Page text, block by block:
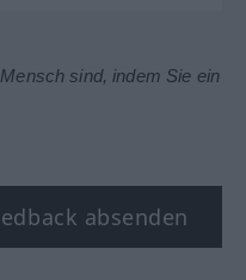
sind, indem Sie ein
absenden